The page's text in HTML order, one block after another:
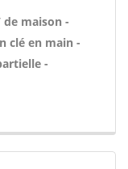
de maison -
clé en main -
-